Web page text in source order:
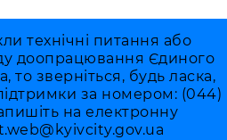
технічні питання або
доопрацювання Єдиного
то зверніться, будь ласка,
за номером: (044)
на електронну